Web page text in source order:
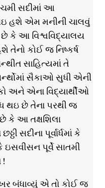
સદીમાં આ
હશે એમ મનીની ચાલવું
કે આ વિશ્વવિદ્યાલય
તેનો કોઈ જ નિષ્કર્ષ
સાહિત્યમાં તે
સૈકાઓ સુધી એની
અને એના વિદ્યાર્થીઓ
થઇ છે તેના પરથી જ
કે આ તક્ષશિલા
સદીના પૂર્વાર્ધમાં કે
પૂર્વે સાતમી
!
બંધાવ્યું એ તો કોઈ જ